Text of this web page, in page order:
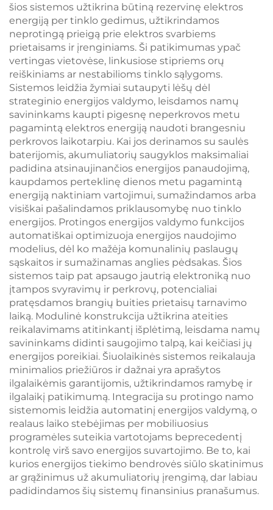
šios sistemos užtikrina būtiną rezervinę elektros
energiją per tinklo gedimus, užtikrindamos
neprotingą prieigą prie elektros svarbiems
prietaisams ir įrenginiams. Ši patikimumas ypač
vertingas vietovėse, linkusiose stipriems orų
reiškiniams ar nestabilioms tinklo sąlygoms.
Sistemos leidžia žymiai sutaupyti lėšų dėl
strateginio energijos valdymo, leisdamos namų
savininkams kaupti pigesnę neperkrovos metu
pagamintą elektros energiją naudoti brangesniu
perkrovos laikotarpiu. Kai jos derinamos su saulės
baterijomis, akumuliatorių saugyklos maksimaliai
padidina atsinaujinančios energijos panaudojimą,
kaupdamos perteklinę dienos metu pagamintą
energiją naktiniam vartojimui, sumažindamos arba
visiškai pašalindamos priklausomybę nuo tinklo
energijos. Protingos energijos valdymo funkcijos
automatiškai optimizuoja energijos naudojimo
modelius, dėl ko mažėja komunalinių paslaugų
sąskaitos ir sumažinamas anglies pėdsakas. Šios
sistemos taip pat apsaugo jautrią elektroniką nuo
įtampos svyravimų ir perkrovų, potencialiai
pratęsdamos brangių buities prietaisų tarnavimo
laiką. Modulinė konstrukcija užtikrina ateities
reikalavimams atitinkantį išplėtimą, leisdama namų
savininkams didinti saugojimo talpą, kai keičiasi jų
energijos poreikiai. Šiuolaikinės sistemos reikalauja
minimalios priežiūros ir dažnai yra aprašytos
ilgalaikėmis garantijomis, užtikrindamos ramybę ir
ilgalaikį patikimumą. Integracija su protingo namo
sistemomis leidžia automatinį energijos valdymą, o
realaus laiko stebėjimas per mobiliuosius
programėles suteikia vartotojams beprecedentį
kontrolę virš savo energijos suvartojimo. Be to, kai
kurios energijos tiekimo bendrovės siūlo skatinimus
ar grąžinimus už akumuliatorių įrengimą, dar labiau
padidindamos šių sistemų finansinius pranašumus.